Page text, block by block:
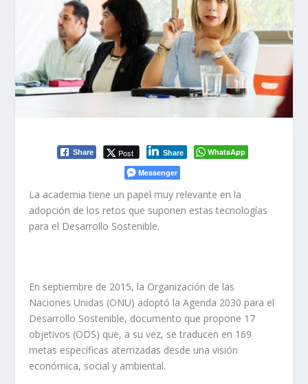
Share Post Share
WhatsApp
Messenger
La academia tiene un papel muy relevante en la
adopción de los retos que suponen estas tecnologías
para el Desarrollo Sostenible.
En septiembre de 2015, la Organización de las
Naciones Unidas (ONU) adoptó la Agenda 2030 para el
Desarrollo Sostenible, documento que propone 17
objetivos (ODS) que, a su vez, se traducen en 169
metas específicas aterrizadas desde una visión
económica, social y ambiental.